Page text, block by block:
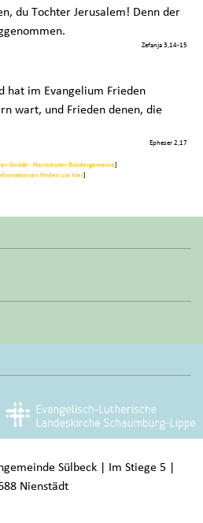
du Tochter Jerusalem! Denn der
Zefanja 3,14-15
hat im Evangelium Frieden
wart, und Frieden denen, die
Epheser 2,17
Unität - Herrnhuter Brüdergemeine]
finden sie hier]
Sülbeck | Im Stiege 5 |
Nienstädt